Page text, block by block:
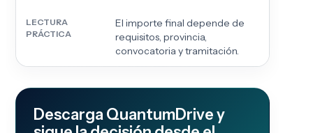
El importe final depende de
requisitos, provincia,
convocatoria y tramitación.
Descarga QuantumDrive y